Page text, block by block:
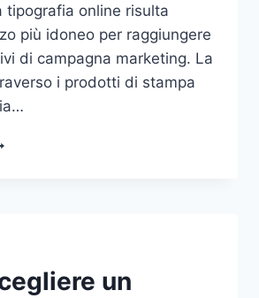
tipografia online risulta
più idoneo per raggiungere
di campagna marketing. La
i prodotti di stampa
un